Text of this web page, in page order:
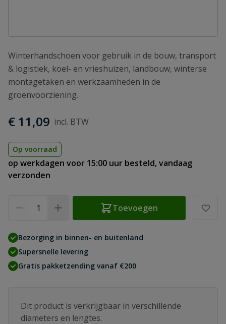
Winterhandschoen voor gebruik in de bouw, transport
& logistiek, koel- en vrieshuizen, landbouw, winterse
montagetaken en werkzaamheden in de
groenvoorziening.
€ 11,09
Op voorraad
op werkdagen voor 15:00 uur besteld, vandaag
verzonden
Toevoegen
Bezorging in binnen- en buitenland
Supersnelle levering
Gratis pakketzending vanaf €200
Dit product is verkrijgbaar in verschillende
diameters en lengtes.